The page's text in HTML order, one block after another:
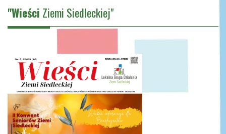
"Wieści Ziemi Siedleckiej"